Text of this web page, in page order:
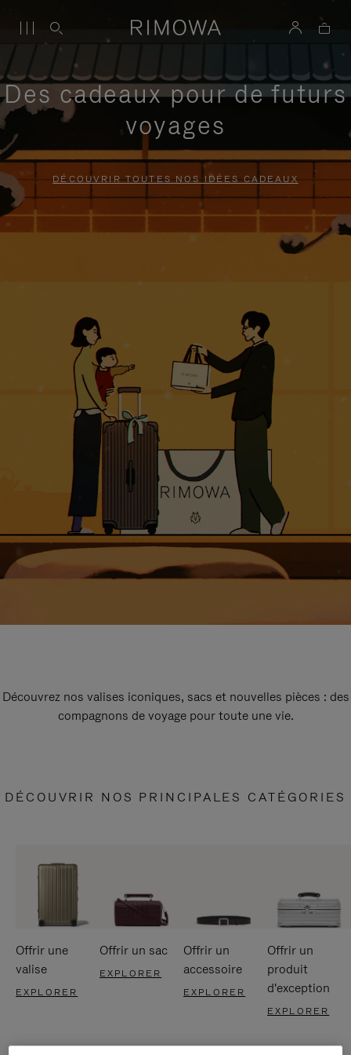
Des cadeaux pour de futurs
voyages
DÉCOUVRIR TOUTES NOS IDÉES CADEAUX
Découvrez nos valises iconiques, sacs et nouvelles pièces : des
compagnons de voyage pour toute une vie.
DÉCOUVRIR NOS PRINCIPALES CATÉGORIES
Offrir une
valise
EXPLORER
Offrir un sac
EXPLORER
Offrir un
accessoire
EXPLORER
Offrir un
produit
d'exception
EXPLORER